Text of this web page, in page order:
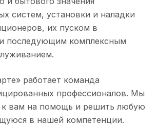
систем, установки и наладки
их пуском в
последующим комплексным
работает команда
профессионалов. Мы
к вам на помощь и решить любую
в нашей компетенции.